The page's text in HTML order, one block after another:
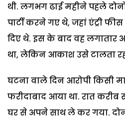
थी. लगभग ढाई महीने पहले
पार्टी करने गए थे, जहां एंट्री
दिए थे. इस के बाद वह लगातार
था, लेकिन आकाश उसे टालता
घटना वाले दिन आरोपी किसी
फरीदाबाद आया था. रात
घर से अपने साथ ले कर गया.